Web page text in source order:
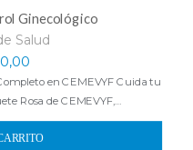
Ginecológico
Salud
en CEMEVYF Cuida tu
Rosa de CEMEVYF,…